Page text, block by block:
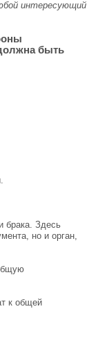
интересующий
быть
брака. Здесь
но и орган,
к общей